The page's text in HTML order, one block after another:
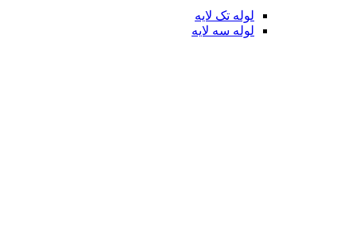
لوله تک لایه
لوله سه لایه